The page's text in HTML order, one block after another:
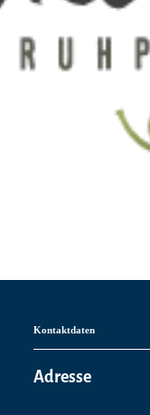
Kontaktdaten
Adresse